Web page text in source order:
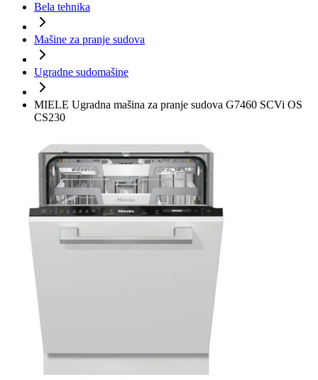
Bela tehnika
Mašine za pranje sudova
Ugradne sudomašine
MIELE Ugradna mašina za pranje sudova G7460 SCVi OS
CS230